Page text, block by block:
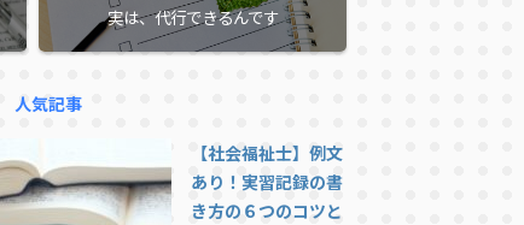
実は、代行できるんです
人気記事
【社会福祉士】例文
あり！実習記録の書
き方の６つのコツと